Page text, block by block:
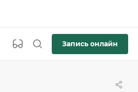
Запись онлайн